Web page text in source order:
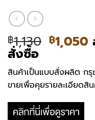
฿1,130
price
was:
฿1,130.
฿1,050
สั่งซื้อ
สินค้าเป็นแบบสั่งผลิต ก
ขายเพื่อคุยรายละเอียดสิ